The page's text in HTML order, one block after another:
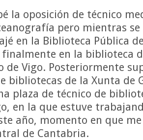
la oposición de técnico
pero mientras
en la Biblioteca Pública
finalmente en la biblioteca
de Vigo. Posteriormente
bibliotecas de la Xunta de
plaza de técnico de
en la que estuve
año, momento en que
de Cantabria.